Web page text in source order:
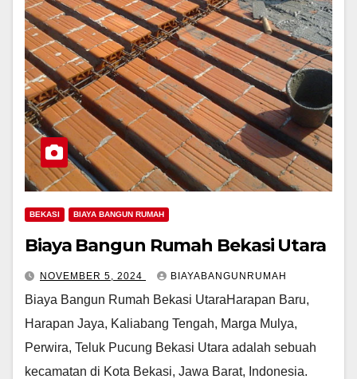
BEKASI BIAYA BANGUN RUMAH
Biaya Bangun Rumah Bekasi Utara
NOVEMBER 5, 2024 BIAYABANGUNRUMAH
Biaya Bangun Rumah Bekasi UtaraHarapan Baru,
Harapan Jaya, Kaliabang Tengah, Marga Mulya,
Perwira, Teluk Pucung Bekasi Utara adalah sebuah
kecamatan di Kota Bekasi, Jawa Barat, Indonesia.